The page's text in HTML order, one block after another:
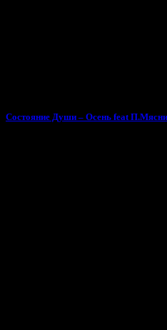
Состояние Души – Осень feat